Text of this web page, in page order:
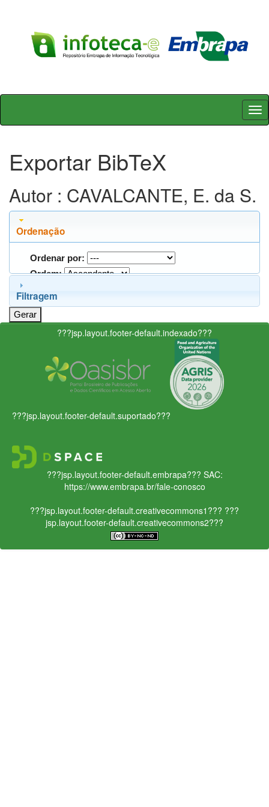
Skip
Exportar BibTeX
Autor : CAVALCANTE, E. da S.
Ordenação
Ordenar por:
Ordem:
Filtragem
???jsp.layout.footer-default.indexado???
???jsp.layout.footer-default.suportado???
???jsp.layout.footer-default.embrapa??? SAC:
https://www.embrapa.br/fale-conosco
???jsp.layout.footer-default.creativecommons1??? ???
jsp.layout.footer-default.creativecommons2???